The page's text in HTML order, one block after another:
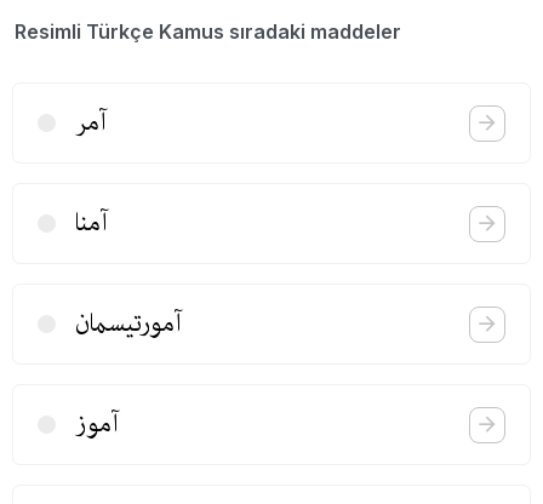
Resimli Türkçe Kamus sıradaki maddeler
آمر
آمنا
آمورتیسمان
آموز